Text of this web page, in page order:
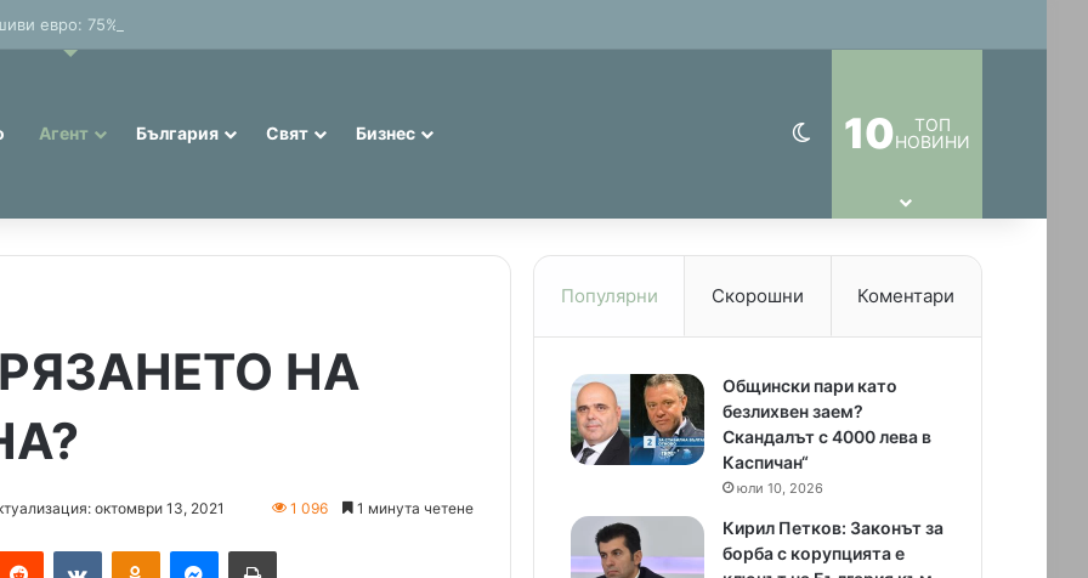
евро: 75% от банкнотите в България са 20 и 50 лева (Експерти)
Агент България Свят Бизнес Switch skin
10
ТОП
НОВИНИ
НА
октомври 13, 2021 1 096 1 минута четене
Reddit VKontakte Odnoklassniki Messenger Печат
Популярни Скорошни Коментари
Общински пари като
безлихвен заем?
Скандалът с 4000 лева в
Каспичан“
юли 10, 2026
Кирил Петков: Законът за
борба с корупцията е